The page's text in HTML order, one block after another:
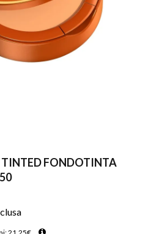
FONDOTINTA